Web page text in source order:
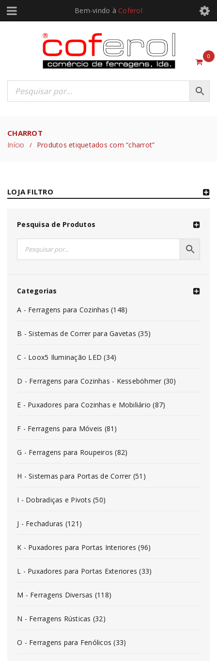
Bem-vindo à Coferol
0
CHARROT
Início / Produtos etiquetados com “charrot”
LOJA FILTRO
Pesquisa de Produtos
Categorias
A - Ferragens para Cozinhas (148)
B - Sistemas de Correr para Gavetas (35)
C - Loox5 Iluminação LED (34)
D - Ferragens para Cozinhas - Kesseböhmer (30)
E - Puxadores para Cozinhas e Mobiliário (87)
F - Ferragens para Móveis (81)
G - Ferragens para Roupeiros (82)
H - Sistemas para Portas de Correr (51)
I - Dobradiças e Pivots (50)
J - Fechaduras (121)
K - Puxadores para Portas Interiores (96)
L - Puxadores para Portas Exteriores (33)
M - Ferragens Diversas (118)
N - Ferragens Rústicas (32)
O - Ferragens para Fenólicos (33)